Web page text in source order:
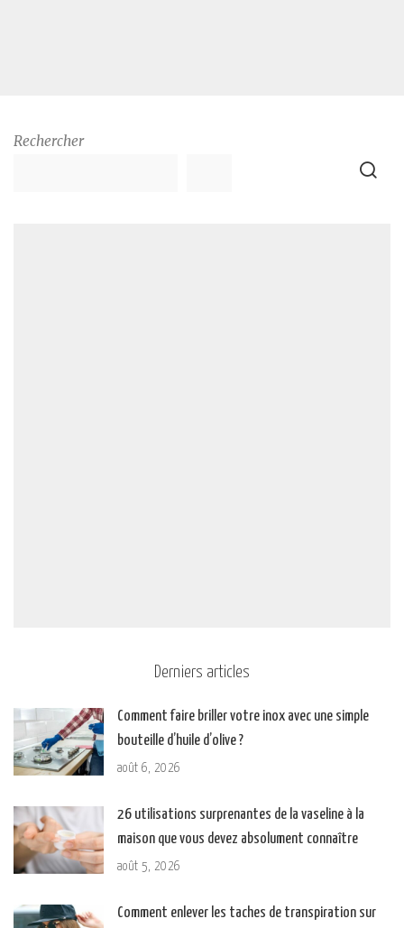
Rechercher
Derniers articles
Comment faire briller votre inox avec une simple
bouteille d’huile d’olive ?
août 6, 2026
26 utilisations surprenantes de la vaseline à la
maison que vous devez absolument connaître
août 5, 2026
Comment enlever les taches de transpiration sur